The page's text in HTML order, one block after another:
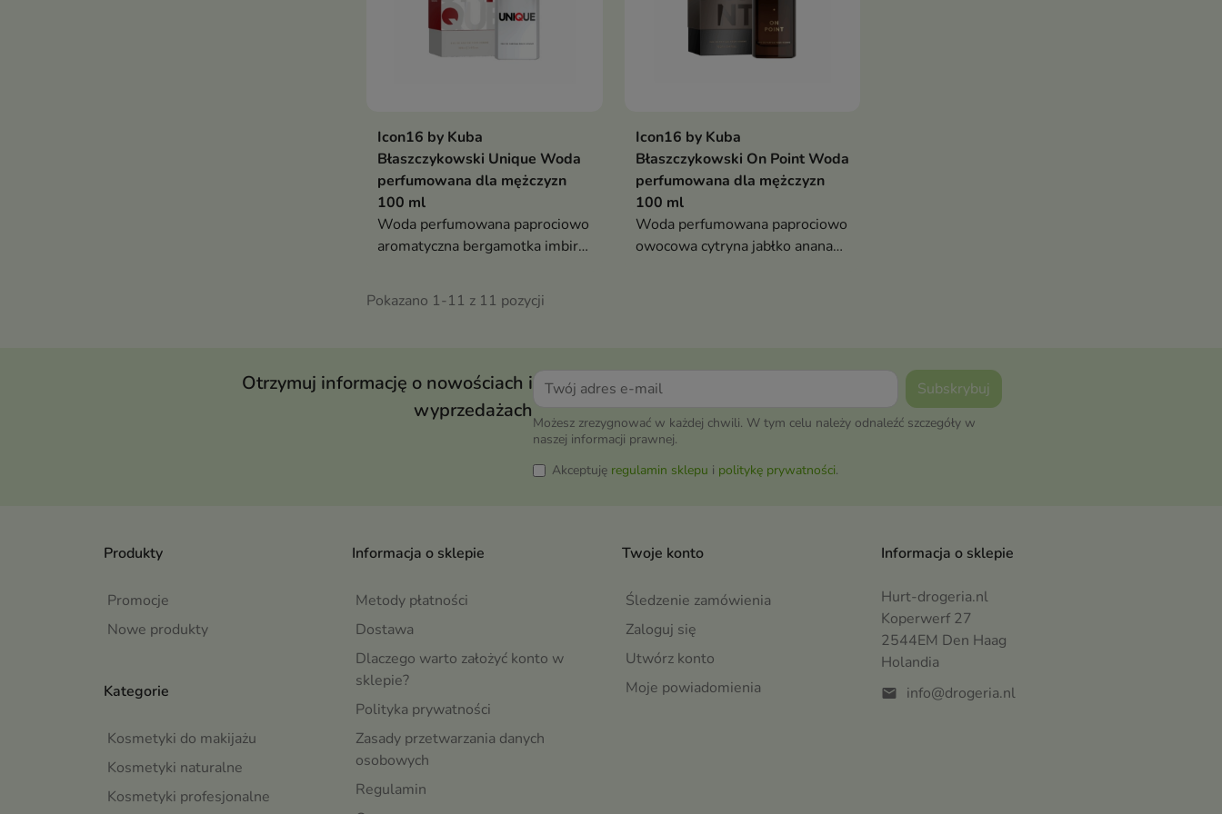
Icon16 by Kuba
Błaszczykowski Unique Woda
perfumowana dla mężczyzn
100 ml
Woda perfumowana paprociowo
aromatyczna bergamotka imbir
zapach na co dzień i wieczór
Icon16 by Kuba
Błaszczykowski On Point Woda
perfumowana dla mężczyzn
100 ml
Woda perfumowana paprociowo
owocowa cytryna jabłko ananas
Pokazano 1-11 z 11 pozycji
Otrzymuj informację o nowościach i
wyprzedażach
Możesz zrezygnować w każdej chwili. W tym celu należy odnaleźć szczegóły w
naszej informacji prawnej.
Akceptuję regulamin sklepu i politykę prywatności.
Produkty
Promocje
Nowe produkty
Informacja o sklepie
Metody płatności
Dostawa
Dlaczego warto założyć konto w
sklepie?
Polityka prywatności
Zasady przetwarzania danych
osobowych
Regulamin
Kategorie
Kosmetyki do makijażu
Kosmetyki naturalne
Kosmetyki profesjonalne
Twoje konto
Śledzenie zamówienia
Zaloguj się
Utwórz konto
Moje powiadomienia
Informacja o sklepie
Hurt-drogeria.nl
Koperwerf 27
2544EM Den Haag
Holandia
mail info@drogeria.nl